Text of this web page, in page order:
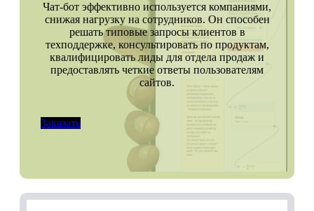
Чат-бот эффективно используется компаниями,
снижая нагрузку на сотрудников. Он способен
решать типовые запросы клиентов в
техподдержке, консультировать по продуктам,
квалифицировать лиды для отдела продаж и
предоставлять четкие ответы пользователям
сайтов.
Заказать